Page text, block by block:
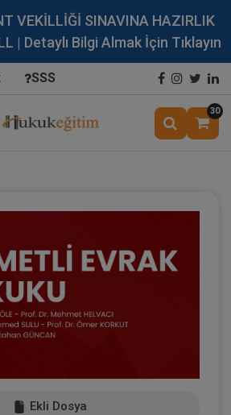
VEKİLLİĞİ SINAVINA HAZIRLIK
| Detaylı Bilgi Almak İçin Tıklayın
SSS
30
Ekli Dosya